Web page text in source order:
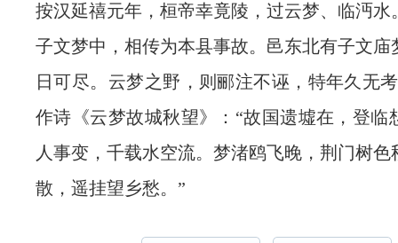
按汉延禧元年，桓帝幸竟陵，过云梦、临沔水
子文梦中，相传为本县事故。邑东北有子文庙
日可尽。云梦之野，则郦注不诬，特年久无
作诗《云梦故城秋望》：“故国遗墟在，登临
人事变，千载水空流。梦渚鸥飞晚，荆门树色
散，遥挂望乡愁。”